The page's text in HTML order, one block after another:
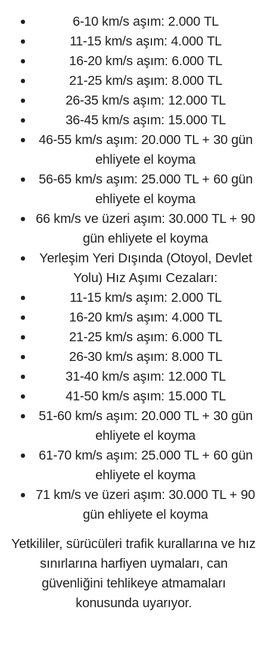
6-10 km/s aşım: 2.000 TL
11-15 km/s aşım: 4.000 TL
16-20 km/s aşım: 6.000 TL
21-25 km/s aşım: 8.000 TL
26-35 km/s aşım: 12.000 TL
36-45 km/s aşım: 15.000 TL
46-55 km/s aşım: 20.000 TL + 30 gün
ehliyete el koyma
56-65 km/s aşım: 25.000 TL + 60 gün
ehliyete el koyma
66 km/s ve üzeri aşım: 30.000 TL + 90
gün ehliyete el koyma
Yerleşim Yeri Dışında (Otoyol, Devlet
Yolu) Hız Aşımı Cezaları:
11-15 km/s aşım: 2.000 TL
16-20 km/s aşım: 4.000 TL
21-25 km/s aşım: 6.000 TL
26-30 km/s aşım: 8.000 TL
31-40 km/s aşım: 12.000 TL
41-50 km/s aşım: 15.000 TL
51-60 km/s aşım: 20.000 TL + 30 gün
ehliyete el koyma
61-70 km/s aşım: 25.000 TL + 60 gün
ehliyete el koyma
71 km/s ve üzeri aşım: 30.000 TL + 90
gün ehliyete el koyma
Yetkililer, sürücüleri trafik kurallarına ve hız
sınırlarına harfiyen uymaları, can
güvenliğini tehlikeye atmamaları
konusunda uyarıyor.